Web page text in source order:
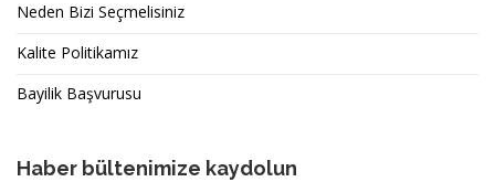
Neden Bizi Seçmelisiniz
Kalite Politikamız
Bayilik Başvurusu
Haber bültenimize kaydolun